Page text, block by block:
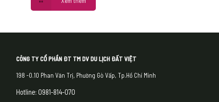
CÔNG TY CỔ PHẦN ĐT TM DV DU LỊCH ĐẤT VIỆT
198 -0.10 Phan Văn Trị, Phường Gò Vấp, Tp.Hồ Chí Minh
Hotline: 0981-814-070